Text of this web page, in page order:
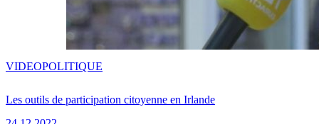
Les outils de participation citoyenne en Irlande
VIDEOPOLITIQUE